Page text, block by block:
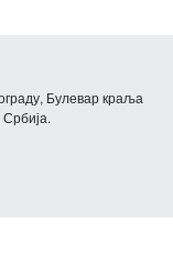
Булевар краља